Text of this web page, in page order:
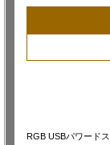
RGB USBパワード